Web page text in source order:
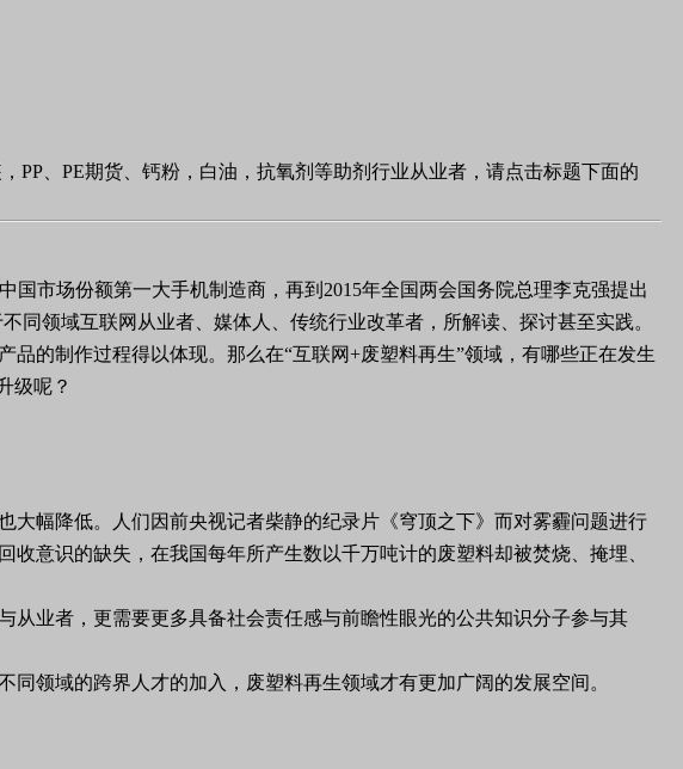
、PE期货、钙粉，白油，抗氧剂等助剂行业从业者，请点击标题下面的
国市场份额第一大手机制造商，再到2015年全国两会国务院总理李克强提出
同领域互联网从业者、媒体人、传统行业改革者，所解读、探讨甚至实践。
的制作过程得以体现。那么在“互联网+废塑料再生”领域，有哪些正在发生
级呢？
幅降低。人们因前央视记者柴静的纪录片《穹顶之下》而对雾霾问题进行
意识的缺失，在我国每年所产生数以千万吨计的废塑料却被焚烧、掩埋、
业者，更需要更多具备社会责任感与前瞻性眼光的公共知识分子参与其
领域的跨界人才的加入，废塑料再生领域才有更加广阔的发展空间。